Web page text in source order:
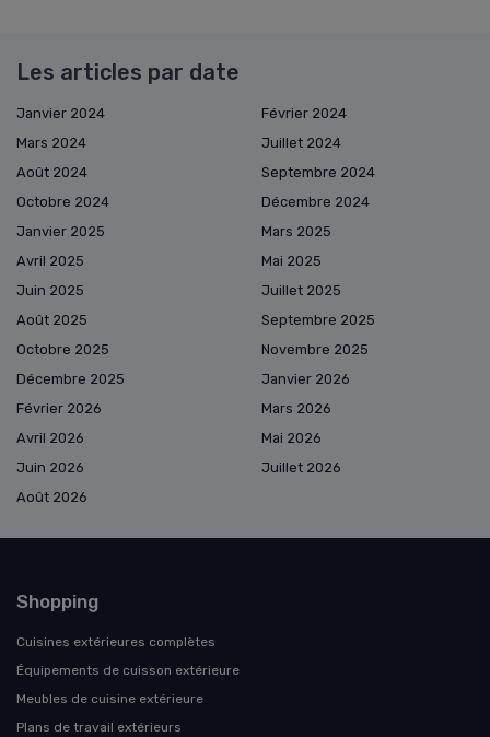
Les articles par date
Janvier 2024
Février 2024
Mars 2024
Juillet 2024
Août 2024
Septembre 2024
Octobre 2024
Décembre 2024
Janvier 2025
Mars 2025
Avril 2025
Mai 2025
Juin 2025
Juillet 2025
Août 2025
Septembre 2025
Octobre 2025
Novembre 2025
Décembre 2025
Janvier 2026
Février 2026
Mars 2026
Avril 2026
Mai 2026
Juin 2026
Juillet 2026
Août 2026
Shopping
Cuisines extérieures complètes
Équipements de cuisson extérieure
Meubles de cuisine extérieure
Plans de travail extérieurs